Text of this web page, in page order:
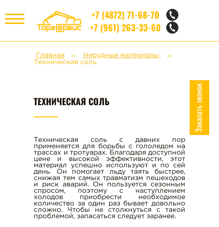
МЕНЮ
ЩЕБЕНЬ
ИЗВЕСТНЯКОВЫЙ ЩЕБЕНЬ
ГРАВИЙНЫЙ ЩЕБЕНЬ
ГРАНИТНЫЙ ЩЕБЕНЬ
ОТСЕВ ИЗВЕСТНЯКОВЫЙ
ОТСЕВ ГРАНИТНЫЙ
ГРАНУЛИРОВАННЫЙ ШЛАК
ПЕСОК
ПЕСОК РЕЧНОЙ
+7 (4872) 71-68-70
+7 (961) 263-33-60
Главная
Нерудные материалы
Техническая соль
ТЕХНИЧЕСКАЯ СОЛЬ
Техническая соль с давних пор
применяется для борьбы с гололедом на
трассах и тротуарах. Благодаря доступной
цене и высокой эффективности, этот
материал успешно используют и по сей
день. Он помогает льду таять быстрее,
снижая тем самых травматизм пешеходов
и риск аварий. Он пользуется сезонным
спросом, поэтому с наступлением
холодов приобрести необходимое
количество за один раз бывает довольно
сложно. Чтобы не столкнуться с такой
проблемой, запасаться следует заранее.
Заказать звонок